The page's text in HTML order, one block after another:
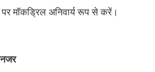
मॉकड्रिल अनिवार्य रूप से करें।
नजर